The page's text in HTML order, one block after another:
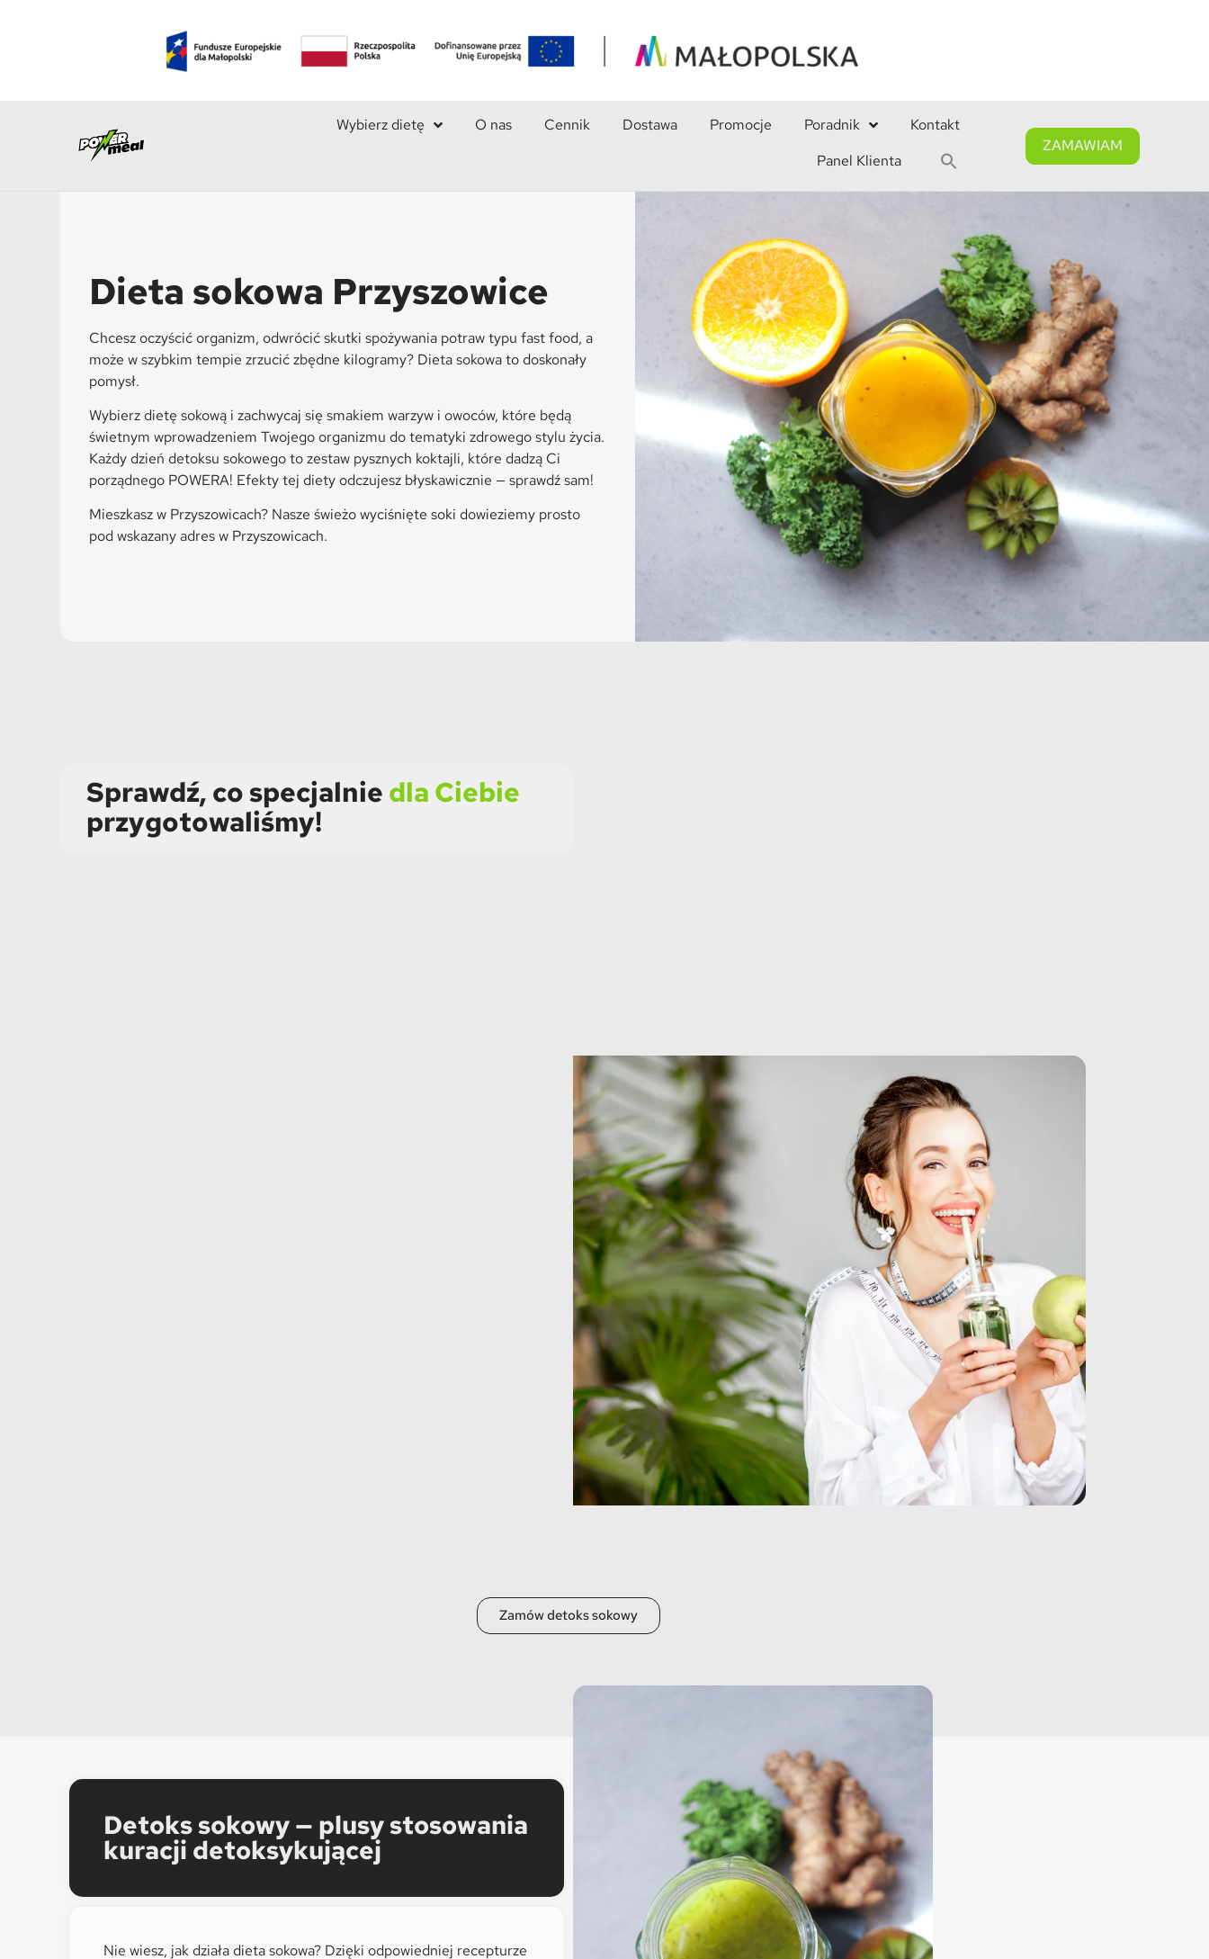
Wybierz dietę O nas Cennik Dostawa Promocje Poradnik
Kontakt
Panel Klienta
ZAMAWIAM
Dieta sokowa Przyszowice
Chcesz oczyścić organizm, odwrócić skutki spożywania potraw typu fast food, a
może w szybkim tempie zrzucić zbędne kilogramy? Dieta sokowa to doskonały
pomysł.
Wybierz dietę sokową i zachwycaj się smakiem warzyw i owoców, które będą
świetnym wprowadzeniem Twojego organizmu do tematyki zdrowego stylu życia.
Każdy dzień detoksu sokowego to zestaw pysznych koktajli, które dadzą Ci
porządnego POWERA! Efekty tej diety odczujesz błyskawicznie — sprawdź sam!
Mieszkasz w Przyszowicach? Nasze świeżo wyciśnięte soki dowieziemy prosto
pod wskazany adres w Przyszowicach.
Sprawdź, co specjalnie dla Ciebie
przygotowaliśmy!
Zamów detoks sokowy
Detoks sokowy — plusy stosowania
kuracji detoksykującej
Nie wiesz, jak działa dieta sokowa? Dzięki odpowiedniej recepturze